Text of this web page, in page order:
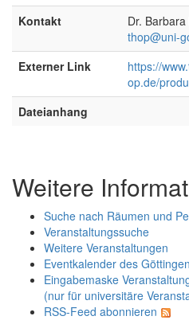
Kontakt
Dr.
thop@uni-
Externer Link
https://
op.de/
Dateianhang
Weitere
Suche nach Räumen und
Veranstaltungssuche
Weitere Veranstaltungen
Eventkalender des
Eingabemaske
(nur für universitäre
RSS-Feed abonnieren